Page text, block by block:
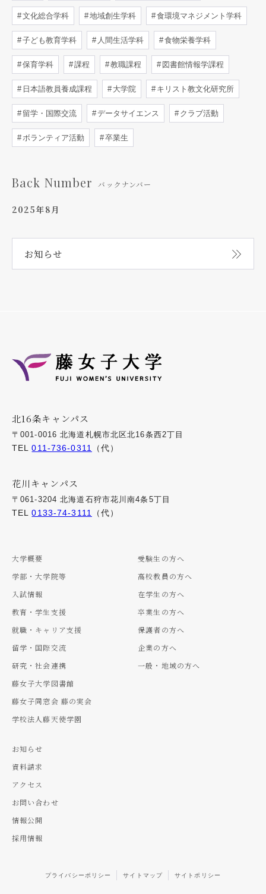
文化総合学科 地域創生学科 食環境マネジメント学科
子ども教育学科 人間生活学科 食物栄養学科
保育学科 課程 教職課程 図書館情報学課程
日本語教員養成課程 大学院 キリスト教文化研究所
留学・国際交流 データサイエンス クラブ活動
ボランティア活動 卒業生
Back Number バックナンバー
2025年8月
お知らせ
北16条キャンパス
〒001-0016 北海道札幌市北区北16条西2丁目
TEL011-736-0311 （代）
花川キャンパス
〒061-3204 北海道石狩市花川南4条5丁目
TEL0133-74-3111 （代）
大学概要
学部・大学院等
入試情報
教育・学生支援
就職・キャリア支援
留学・国際交流
研究・社会連携
藤女子大学図書館
藤女子同窓会 藤の実会
学校法人藤天使学園
受験生の方へ
高校教員の方へ
在学生の方へ
卒業生の方へ
保護者の方へ
企業の方へ
一般・地域の方へ
お知らせ
資料請求
アクセス
お問い合わせ
情報公開
採用情報
プライバシーポリシー サイトマップ サイトポリシー